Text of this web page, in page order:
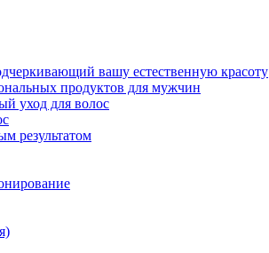
вашу естественную красоту
продуктов для мужчин
уход для волос
результатом